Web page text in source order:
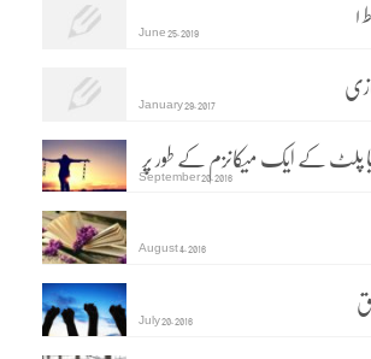
June 25, 2019
January 29, 2017
پلٹ کے ایک میکانزم کے طور پر
September 20, 2016
August 4, 2016
July 20, 2016